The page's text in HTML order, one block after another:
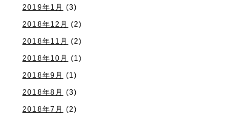
2019年1月
(3)
2018年12月
(2)
2018年11月
(2)
2018年10月
(1)
2018年9月
(1)
2018年8月
(3)
2018年7月
(2)